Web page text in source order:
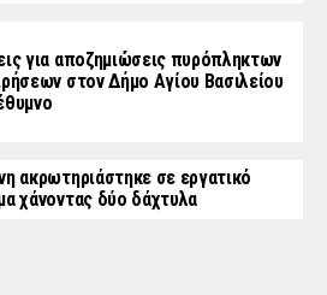
για αποζημιώσεις πυρόπληκτων
στον Δήμο Αγίου Βασιλείου
ακρωτηριάστηκε σε εργατικό
χάνοντας δύο δάχτυλα